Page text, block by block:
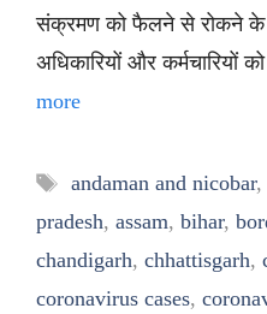
संक्रमण को फैलने से रोकने के
अधिकारियों और कर्मचारियों
more
Tags
andaman and nicobar,
pradesh, assam, bihar,
chandigarh, chhattisgarh,
coronavirus cases,